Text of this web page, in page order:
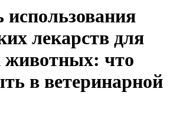
использования
лекарств для
что
в ветеринарной